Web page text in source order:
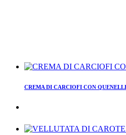
CREMA DI CARCIOFI CON